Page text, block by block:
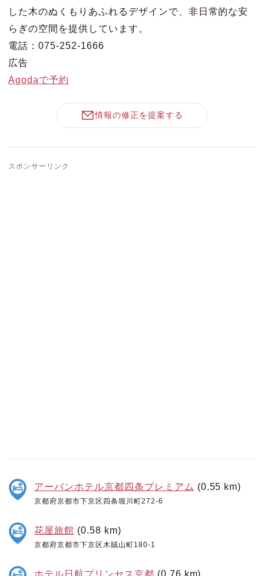
した木のぬくもりあふれるデザインで、非日常的な安
らぎの空間を提供しています。
電話：075-252-1666
広告
Agodaで予約
情報の修正を提案する
スポンサーリンク
アーバンホテル京都四条プレミアム (0.55 km)
京都府京都市下京区四条堀川町272-6
花屋旅館 (0.58 km)
京都府京都市下京区木賊山町180-1
ホテル日航プリンセス京都 (0.76 km)